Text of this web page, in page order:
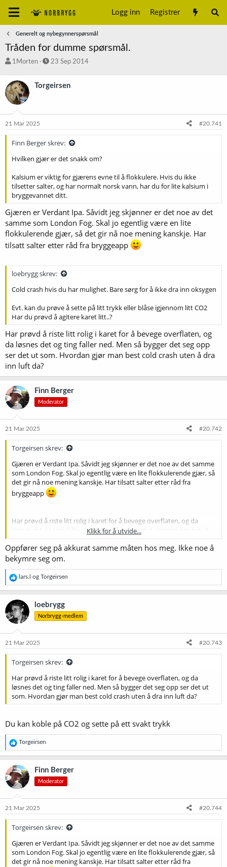
Logg inn Registrer
Generelt og nybegynnerspørsmål
Tråden for dumme spørsmål.
T
å
d
s
a
t
e
1Morten
S
r
a
o
23 Sep 2014
Torgeirsen
21 Mar 2025 #20.741
Finn Berger skrev:
Hvilken gjær er det snakk om?
Kalsium er viktig for gjærens evne til å flokkulere. Hvis du ikke
tilsetter salter, og har normalt norsk vann, har du for lite kalsium i
bryggevannet ditt.
Gjæren er Verdant Ipa. Såvidt jeg skjønner er det noe av det
samme som London Fog. Skal jo egentlig være en lite
flokkulerende gjær, så det gir nå noe mening kanskje. Har
tilsatt salter etter råd fra bryggeapp
loebrygg skrev:
Cold crash hvis du har mulighet. Bare sørg for å ikke dra inn oksygen
Evt. kan du prøve å sette på litt trykk eller blåse igjennom litt CO2
Har du prøvd å agitere karet litt..?
Har prøvd å riste litt rolig i karet for å bevege overflaten, og
da løsnes det og ting faller ned. Men så bygger det seg opp
ser det ut som. Hvordan gjør man best cold crash uten å dra
inn luft da?
Finn Berger
Moderator
21 Mar 2025 #20.742
Torgeirsen skrev:
Gjæren er Verdant Ipa. Såvidt jeg skjønner er det noe av det samme
som London Fog. Skal jo egentlig være en lite flokkulerende gjær, så
det gir nå noe mening kanskje. Har tilsatt salter etter råd fra
bryggeapp
Har prøvd å riste litt rolig i karet for å bevege overflaten, og da
løsnes det og ting faller ned. Men så bygger det seg opp ser det ut
Klikk for å utvide...
Oppfører seg på akkurat samme måten hos meg. Ikke noe å
bekymre seg om.
R
e
a
k
s
j
o
e
lars.l og Torgeirsen
loebrygg
Norbrygg-medlem
21 Mar 2025 #20.743
Torgeirsen skrev:
Har prøvd å riste litt rolig i karet for å bevege overflaten, og da
løsnes det og ting faller ned. Men så bygger det seg opp ser det ut
som. Hvordan gjør man best cold crash uten å dra inn luft da?
Du kan koble på CO2 og sette på ett svakt trykk
R
e
a
k
s
j
o
e
Torgeirsen
Finn Berger
Moderator
21 Mar 2025 #20.744
Torgeirsen skrev:
Gjæren er Verdant Ipa. Såvidt jeg skjønner er det noe av det samme
som London Fog. Skal jo egentlig være en lite flokkulerende gjær, så
det gir nå noe mening kanskje. Har tilsatt salter etter råd fra